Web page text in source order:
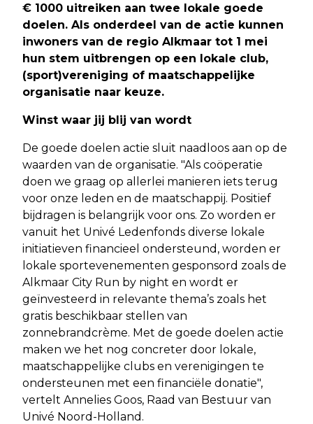
€ 1000 uitreiken aan twee lokale goede
doelen. Als onderdeel van de actie kunnen
inwoners van de regio Alkmaar tot 1 mei
hun stem uitbrengen op een lokale club,
(sport)vereniging of maatschappelijke
organisatie naar keuze.
Winst waar jij blij van wordt
De goede doelen actie sluit naadloos aan op de
waarden van de organisatie. "Als coöperatie
doen we graag op allerlei manieren iets terug
voor onze leden en de maatschappij. Positief
bijdragen is belangrijk voor ons. Zo worden er
vanuit het Univé Ledenfonds diverse lokale
initiatieven financieel ondersteund, worden er
lokale sportevenementen gesponsord zoals de
Alkmaar City Run by night en wordt er
geïnvesteerd in relevante thema’s zoals het
gratis beschikbaar stellen van
zonnebrandcrème. Met de goede doelen actie
maken we het nog concreter door lokale,
maatschappelijke clubs en verenigingen te
ondersteunen met een financiële donatie",
vertelt Annelies Goos, Raad van Bestuur van
Univé Noord-Holland.